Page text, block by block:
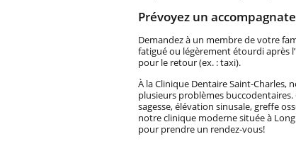
Prévoyez un
Demandez à un membre de votre
fatigué ou légèrement étourdi après
pour le retour (ex. : taxi).
À la Clinique Dentaire Saint-
plusieurs problèmes
sagesse, élévation sinusale, greffe
notre clinique moderne située à
pour prendre un rendez-vous!